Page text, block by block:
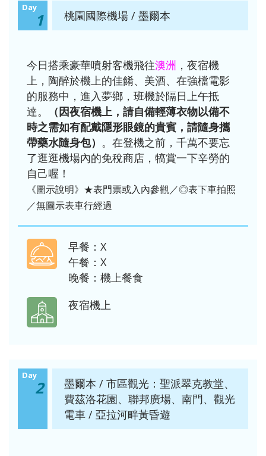
Day
1 桃園國際機場 / 墨爾本
今日搭乘豪華噴射客機飛往澳洲 ，夜宿機
上，陶醉於機上的佳餚、美酒、在強檔電影
的服務中，進入夢鄉，班機於隔日上午抵
達。
（因夜宿機上，請自備輕薄衣物以備不
時之需如有配戴隱形眼鏡的貴賓，請隨身攜
帶藥水隨身包） 。在登機之前，千萬不要忘
了逛逛機場內的免稅商店，犒賞一下辛勞的
自己喔！
《圖示說明》★表門票或入內參觀／◎表下車拍照
／無圖示表車行經過
早餐：X
午餐：X
晚餐：機上餐食
夜宿機上
Day
2
墨爾本 / 市區觀光：聖派翠克教堂、
費茲洛花園、聯邦廣場、南門、觀光
電車 / 亞拉河畔黃昏遊